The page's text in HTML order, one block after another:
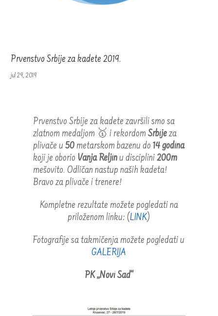
Prvenstvo Srbije za kadete 2019.
jul 29, 2019
Prvenstvo Srbije za kadete završili smo sa
zlatnom medaljom 🥇 i rekordom Srbijeza
plivače u 50metarskom bazenu do 14 godina
koji je oborio Vanja Reljinu disciplini200m
mešovito. Odličan nastup naših kadeta!
Bravo za plivače i trenere!
Kompletne rezultate možete pogledati na
priloženom linku: (LINK)
Fotografije sa takmičenja možete pogledati u
GALERIJA
PK „Novi Sad“